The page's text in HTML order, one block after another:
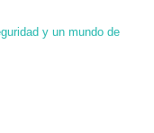
y un mundo de